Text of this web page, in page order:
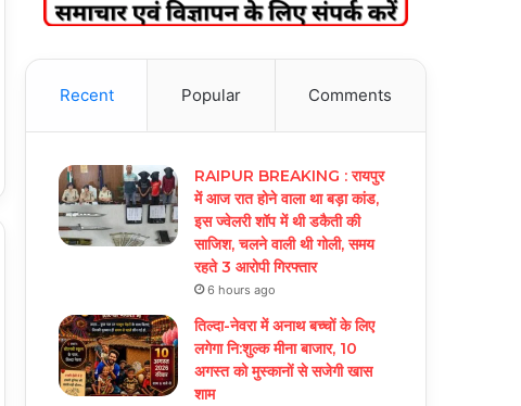
Recent Popular Comments
RAIPUR BREAKING : रायपुर
में आज रात होने वाला था बड़ा कांड,
इस ज्वेलरी शॉप में थी डकैती की
साजिश, चलने वाली थी गोली, समय
रहते 3 आरोपी गिरफ्तार
6 hours ago
तिल्दा-नेवरा में अनाथ बच्चों के लिए
लगेगा नि:शुल्क मीना बाजार, 10
अगस्त को मुस्कानों से सजेगी खास
शाम